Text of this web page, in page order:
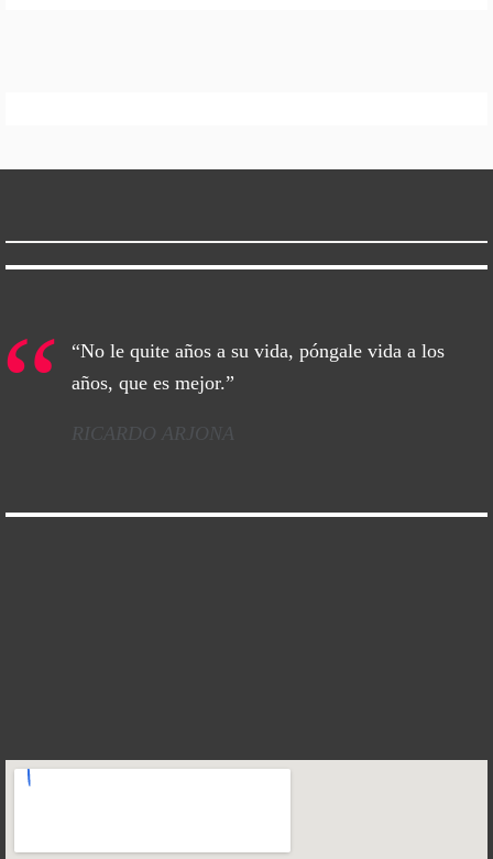
“No le quite años a su vida, póngale vida a los
años, que es mejor.”
RICARDO ARJONA